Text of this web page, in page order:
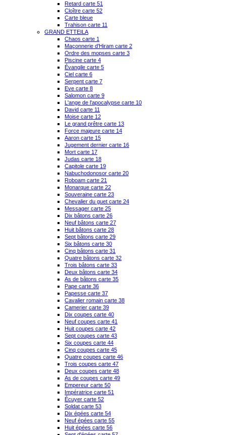
Retard carte 51
Cloître carte 52
Carte bleue
Trahison carte 11
GRAND ETTEILA
Chaos carte 1
Maçonnerie d'Hiram carte 2
Ordre des mopses carte 3
Piscine carte 4
Évangile carte 5
Ciel carte 6
Serpent carte 7
Eve carte 8
Salomon carte 9
L'ange de l'apocalypse carte 10
David carte 11
Moise carte 12
Le grand prêtre carte 13
Force majeure carte 14
Aaron carte 15
Jugement dernier carte 16
Mort carte 17
Judas carte 18
Capitole carte 19
Nabuchodonosor carte 20
Roboam carte 21
Monarque carte 22
Souveraine carte 23
Chevalier du guet carte 24
Messager carte 25
Dix bâtons carte 26
Neuf bâtons carte 27
Huit bâtons carte 28
Sept bâtons carte 29
Six bâtons carte 30
Cinq bâtons carte 31
Quatre bâtons carte 32
Trois bâtons carte 33
Deux bâtons carte 34
As de bâtons carte 35
Pape carte 36
Papesse carte 37
Cavalier romain carte 38
Camerier carte 39
Dix coupes carte 40
Neuf coupes carte 41
Huit coupes carte 42
Sept coupes carte 43
Six coupes carte 44
Cinq coupes carte 45
Quatre coupes carte 46
Trois coupes carte 47
Deux coupes carte 48
As de coupes carte 49
Empereur carte 50
Impératrice carte 51
Écuyer carte 52
Soldat carte 53
Dix épées carte 54
Neuf épées carte 55
Huit épées carte 56